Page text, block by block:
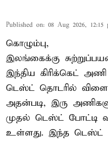
Published on: 08 Aug 2026, 12:15
கொழும்பு,
இலங்கைக்கு
இந்திய கிரிக்கெட்
டெஸ்ட் தொடரில்
அதன்படி, இரு
முதல் டெஸ்ட் போட்டி
உள்ளது. இந்த டெஸ்ட்